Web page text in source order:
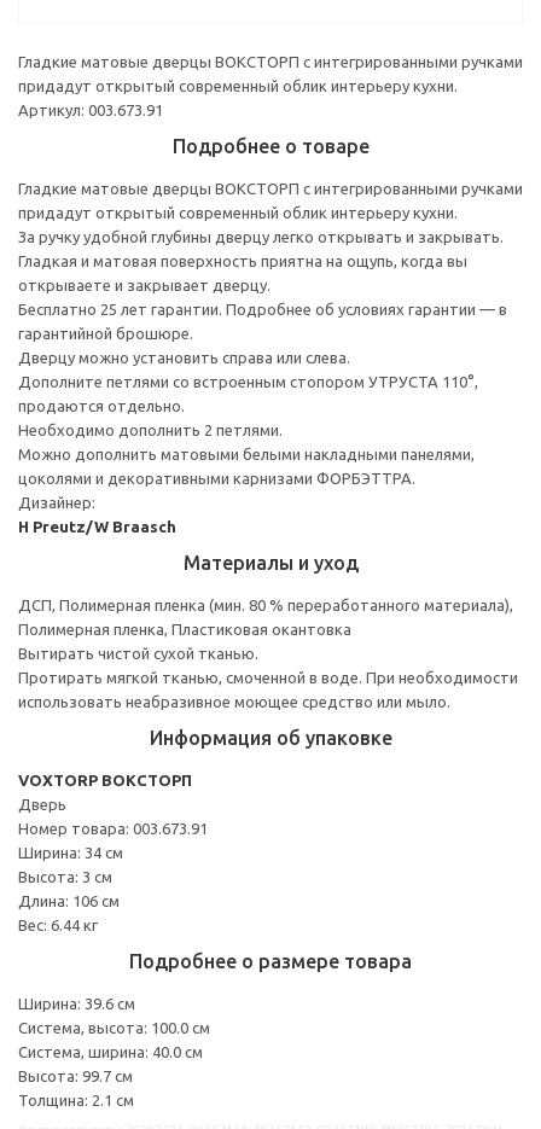
Гладкие матовые дверцы ВОКСТОРП с интегрированными ручками
придадут открытый современный облик интерьеру кухни.
Артикул: 003.673.91
Подробнее о товаре
Гладкие матовые дверцы ВОКСТОРП с интегрированными ручками
придадут открытый современный облик интерьеру кухни.
За ручку удобной глубины дверцу легко открывать и закрывать.
Гладкая и матовая поверхность приятна на ощупь, когда вы
открываете и закрывает дверцу.
Бесплатно 25 лет гарантии. Подробнее об условиях гарантии — в
гарантийной брошюре.
Дверцу можно установить справа или слева.
Дополните петлями со встроенным стопором УТРУСТА 110°,
продаются отдельно.
Необходимо дополнить 2 петлями.
Можно дополнить матовыми белыми накладными панелями,
цоколями и декоративными карнизами ФОРБЭТТРА.
Дизайнер:
H Preutz/W Braasch
Материалы и уход
ДСП, Полимерная пленка (мин. 80 % переработанного материала),
Полимерная пленка, Пластиковая окантовка
Вытирать чистой сухой тканью.
Протирать мягкой тканью, смоченной в воде. При необходимости
использовать неабразивное моющее средство или мыло.
Информация об упаковке
VOXTORP ВОКСТОРП
Дверь
Номер товара: 003.673.91
Ширина: 34 см
Высота: 3 см
Длина: 106 см
Вес: 6.44 кг
Подробнее о размере товара
Ширина: 39.6 см
Система, высота: 100.0 см
Система, ширина: 40.0 см
Высота: 99.7 см
Толщина: 2.1 см